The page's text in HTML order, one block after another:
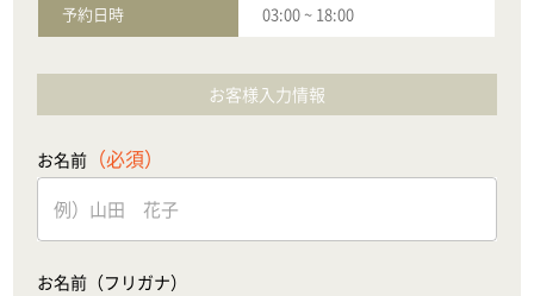
予約日時 03:00~ 18:00
お客様入力情報
お名前 （必須）
お名前（フリガナ）